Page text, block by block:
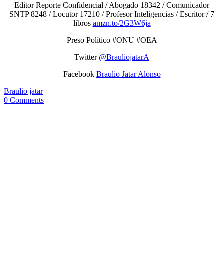
Editor Reporte Confidencial / Abogado 18342 / Comunicador
SNTP 8248 / Locutor 17210 / Profesor Inteligencias / Escritor / 7
libros amzn.to/2G3W6ja
Preso Político #ONU #OEA
Twitter @BrauliojatarA
Facebook Braulio Jatar Alonso
Braulio jatar
0 Comments